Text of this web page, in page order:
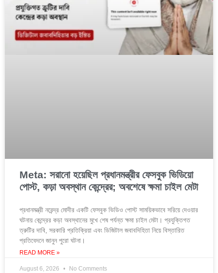
Meta: সরানো হয়েছিল প্রধানমন্ত্রীর ফেসবুক ভিডিয়ো
পোস্ট, কড়া অবস্থান কেন্দ্রের; অবশেষে ক্ষমা চাইল মেটা
প্রধানমন্ত্রী নরেন্দ্র মোদীর একটি ফেসবুক ভিডিও পোস্ট সাময়িকভাবে সরিয়ে দেওয়ার
ঘটনায় কেন্দ্রের কড়া অবস্থানের মুখে শেষ পর্যন্ত ক্ষমা চাইল মেটা। প্রযুক্তিগত
ত্রুটির দাবি, সরকারি প্রতিক্রিয়া এবং ডিজিটাল জবাবদিহিতা নিয়ে বিস্তারিত
প্রতিবেদনে জানুন পুরো ঘটনা।
READ MORE »
August 6, 2026 No Comments